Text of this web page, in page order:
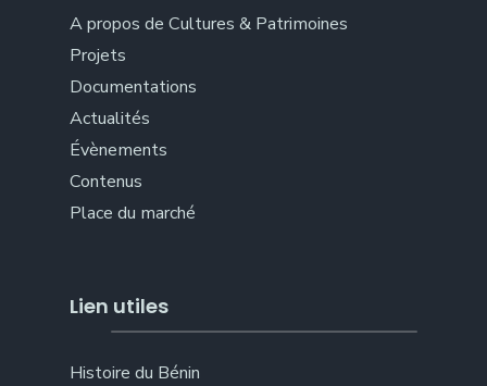
A propos de Cultures & Patrimoines
Projets
Documentations
Actualités
Évènements
Contenus
Place du marché
Lien utiles
Histoire du Bénin